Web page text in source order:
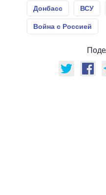
Донбасс ВСУ
Война с Россией